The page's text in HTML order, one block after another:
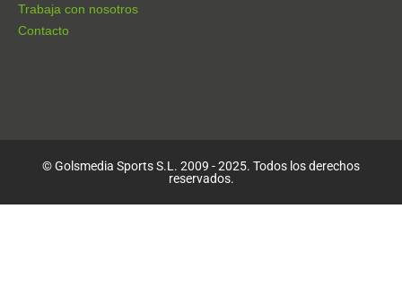
Trabaja con nosotros
Contacto
© Golsmedia Sports S.L. 2009 - 2025. Todos los derechos
reservados.